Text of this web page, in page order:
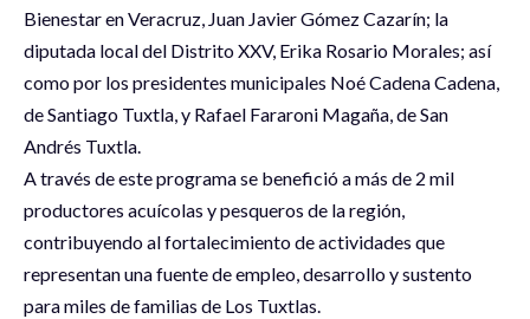
Bienestar en Veracruz, Juan Javier Gómez Cazarín; la
diputada local del Distrito XXV, Erika Rosario Morales; así
como por los presidentes municipales Noé Cadena Cadena,
de Santiago Tuxtla, y Rafael Fararoni Magaña, de San
Andrés Tuxtla.
A través de este programa se benefició a más de 2 mil
productores acuícolas y pesqueros de la región,
contribuyendo al fortalecimiento de actividades que
representan una fuente de empleo, desarrollo y sustento
para miles de familias de Los Tuxtlas.